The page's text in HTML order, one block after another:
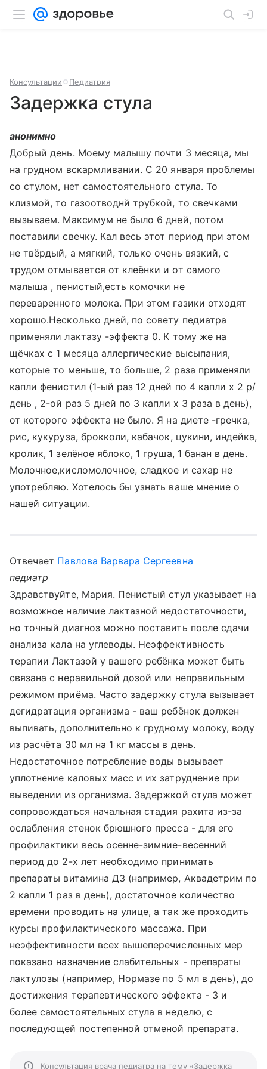
Консультации Педиатрия
Задержка стула
анонимно
Добрый день. Моему малышу почти 3 месяца, мы
на грудном вскармливании. С 20 января проблемы
со стулом, нет самостоятельного стула. То
клизмой, то газоотводнй трубкой, то свечками
вызываем. Максимум не было 6 дней, потом
поставили свечку. Кал весь этот период при этом
не твёрдый, а мягкий, только очень вязкий, с
трудом отмывается от клеёнки и от самого
малыша , пенистый,есть комочки не
переваренного молока. При этом газики отходят
хорошо.Несколько дней, по совету педиатра
применяли лактазу -эффекта 0. К тому же на
щёчках с 1 месяца аллергические высыпания,
которые то меньше, то больше, 2 раза применяли
капли фенистил (1-ый раз 12 дней по 4 капли х 2 р/
день , 2-ой раз 5 дней по 3 капли х 3 раза в день),
от которого эффекта не было. Я на диете -гречка,
рис, кукуруза, брокколи, кабачок, цукини, индейка,
кролик, 1 зелёное яблоко, 1 груша, 1 банан в день.
Молочное,кисломолочное, сладкое и сахар не
употребляю. Хотелось бы узнать ваше мнение о
нашей ситуации.
Отвечает Павлова Варвара Сергеевна
педиатр
Здравствуйте, Мария. Пенистый стул указывает на
возможное наличие лактазной недостаточности,
но точный диагноз можно поставить после сдачи
анализа кала на углеводы. Неэффективность
терапии Лактазой у вашего ребёнка может быть
связана с неравильной дозой или неправильным
режимом приёма. Часто задержку стула вызывает
дегидратация организма - ваш ребёнок должен
выпивать, дополнительно к грудному молоку, воду
из расчёта 30 мл на 1 кг массы в день.
Недостаточное потребление воды вызывает
уплотнение каловых масс и их затруднение при
выведении из организма. Задержкой стула может
сопровождаться начальная стадия рахита из-за
ослабления стенок брюшного пресса - для его
профилактики весь осенне-зимние-весенний
период до 2-х лет необходимо принимать
препараты витамина Д3 (например, Аквадетрим по
2 капли 1 раз в день), достаточное количество
времени проводить на улице, а так же проходить
курсы профилактического массажа. При
неэффективности всех вышеперечисленных мер
показано назначение слабительных - препараты
лактулозы (например, Нормазе по 5 мл в день), до
достижения терапевтического эффекта - 3 и
более самостоятельных стула в неделю, с
последующей постепенной отменой препарата.
Консультация врача педиатра на тему «Задержка